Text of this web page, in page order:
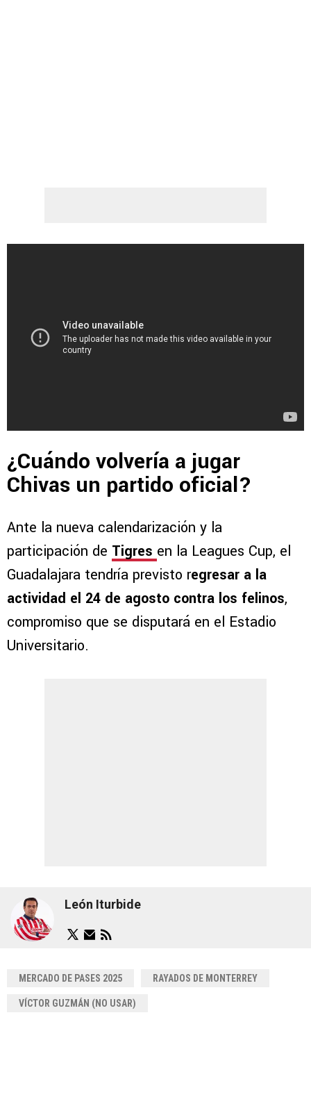
¿Cuándo volvería a jugar
Chivas un partido oficial?
Ante la nueva calendarización y la
participación de Tigres en la Leagues Cup, el
Guadalajara tendría previsto regresar a la
actividad el 24 de agosto contra los felinos,
compromiso que se disputará en el Estadio
Universitario.
León Iturbide
MERCADO DE PASES 2025 RAYADOS DE MONTERREY
VÍCTOR GUZMÁN (NO USAR)